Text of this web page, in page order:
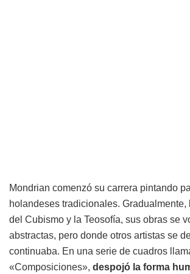
Mondrian comenzó su carrera pintando
holandeses tradicionales.
del Cubismo y la Teosofía, sus obras se
abstractas, pero donde otros artistas se
continuaba. En una serie de cuadros
«Composiciones», despojó la forma